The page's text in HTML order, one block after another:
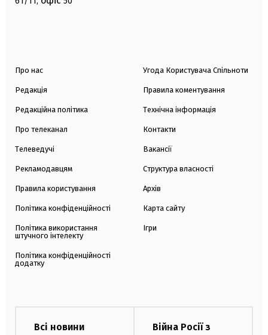
Про нас
Редакція
Редакційна політика
Про телеканал
Телеведучі
Рекламодавцям
Правила користування
Політика конфіденційності
Політика використання
штучного інтелекту
Політика конфіденційності
додатку
Угода Користувача Спільноти
Правила коментування
Технічна інформація
Контакти
Вакансії
Структура власності
Архів
Карта сайту
Ігри
Всі новини
Війна Росії з